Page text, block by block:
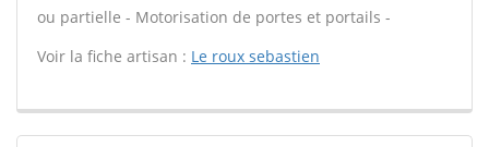
ou partielle - Motorisation de portes et portails -
Voir la fiche artisan : Le roux sebastien